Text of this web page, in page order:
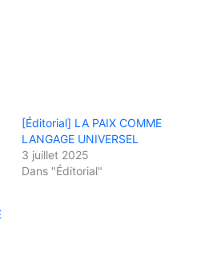
[Éditorial] LA PAIX COMME
LANGAGE UNIVERSEL
3 juillet 2025
Dans "Éditorial"